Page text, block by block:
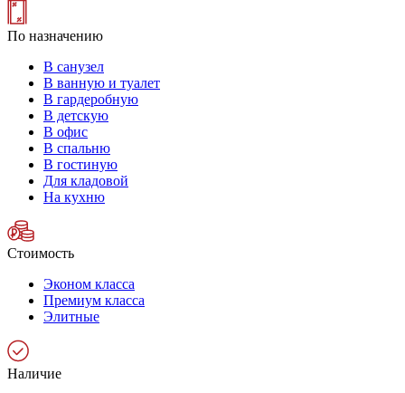
По назначению
В санузел
В ванную и туалет
В гардеробную
В детскую
В офис
В спальню
В гостиную
Для кладовой
На кухню
Стоимость
Эконом класса
Премиум класса
Элитные
Наличие